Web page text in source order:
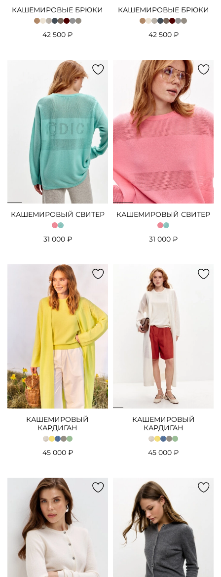
КАШЕМИРОВЫЕ БРЮКИ
42 500 ₽
КАШЕМИРОВЫЕ БРЮКИ
42 500 ₽
КАШЕМИРОВЫЙ СВИТЕР
31 000 ₽
КАШЕМИРОВЫЙ СВИТЕР
31 000 ₽
КАШЕМИРОВЫЙ
КАРДИГАН
45 000 ₽
КАШЕМИРОВЫЙ
КАРДИГАН
45 000 ₽